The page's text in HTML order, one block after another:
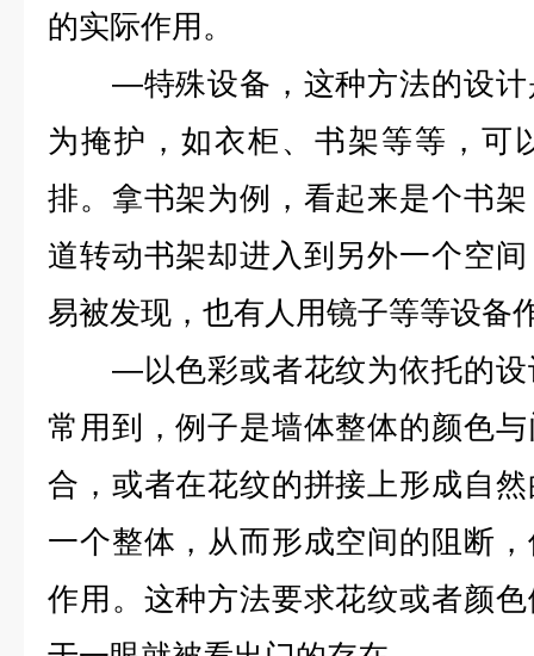
的实际作用。
—特殊设备，这种方法的设计
为掩护，如衣柜、书架等等，可
排。拿书架为例，看起来是个书
道转动书架却进入到另外一个空
易被发现，也有人用镜子等等设备
—以色彩或者花纹为依托的设
常用到，例子是墙体整体的颜色
合，或者在花纹的拼接上形成自
一个整体，从而形成空间的阻断
作用。这种方法要求花纹或者颜